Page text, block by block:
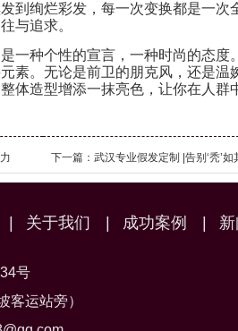
到绚烂彩发，每一次变换都是一次
与追求。
一种个性的宣言，一种时尚的态度
素。无论是前卫的朋克风，还是温
体造型增添一抹亮色，让你在人群
下一篇： 武汉专业假发定制 |告别‘秃’
关于我们 成功案例
号
客运站旁）